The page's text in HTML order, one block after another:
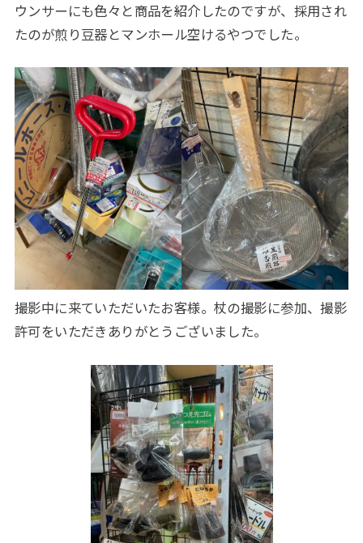
ウンサーにも色々と商品を紹介したのですが、採用され
たのが煎り豆器とマンホール空けるやつでした。
撮影中に来ていただいたお客様。杖の撮影に参加、撮影
許可をいただきありがとうございました。